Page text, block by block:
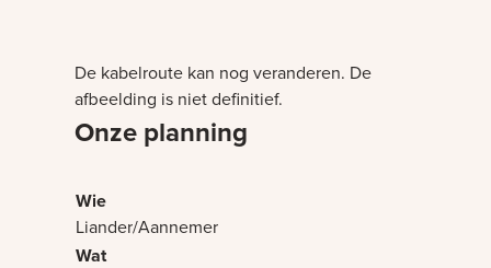
De kabelroute kan nog veranderen. De
afbeelding is niet definitief.
Onze planning
Liander/Aannemer